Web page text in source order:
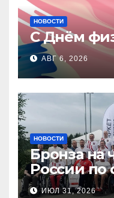
НОВОСТИ
С Днём
АВГ 6, 2026
НОВОСТИ
Бронза на
России по
стрельбе
ИЮЛ 31, 2026